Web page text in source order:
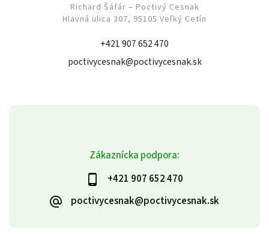
Zákaznícka podpora:
+421 907 652 470
poctivycesnak@poctivycesnak.sk
Richard Šáfár – Poctivý Cesnak
Hlavná ulica 307, 95105 Veľký Cetín
+421 907 652 470
poctivycesnak@poctivycesnak.sk